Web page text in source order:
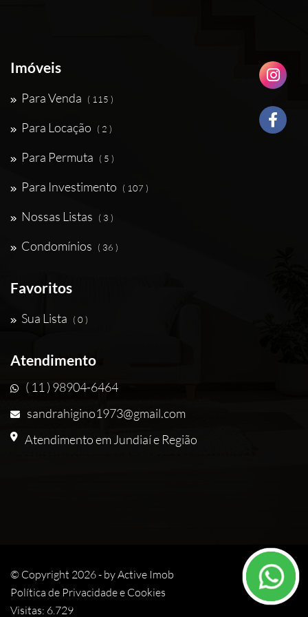
Imóveis
Para Venda ( 115 )
Para Locação ( 2 )
Para Permuta ( 5 )
Para Investimento ( 107 )
Nossas Listas ( 3 )
Condomínios ( 36 )
Favoritos
Sua Lista ( 0 )
Atendimento
( 11 ) 98904-6464
sandrahigino1973@gmail.com
Atendimento em Jundiaí e Região
© Copyright 2026 - byActive Imob
Política de Privacidade e Cookies
Visitas: 6.729